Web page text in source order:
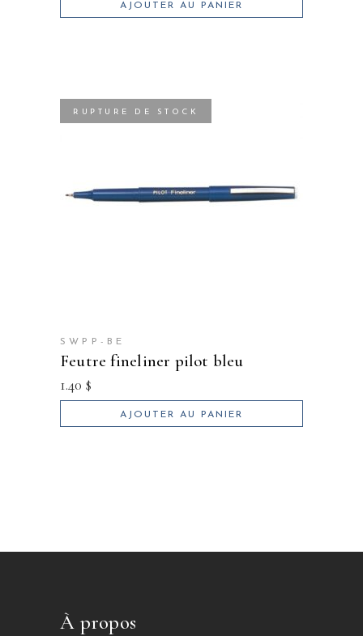
AJOUTER AU PANIER
RUPTURE DE STOCK
SWPP-BE
feutre fineliner pilot bleu
1.40 $
AJOUTER AU PANIER
À propos